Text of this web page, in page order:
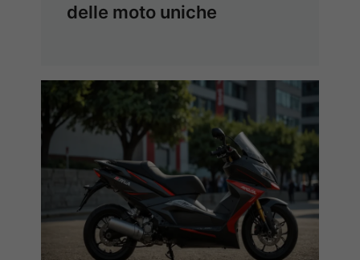
delle moto uniche